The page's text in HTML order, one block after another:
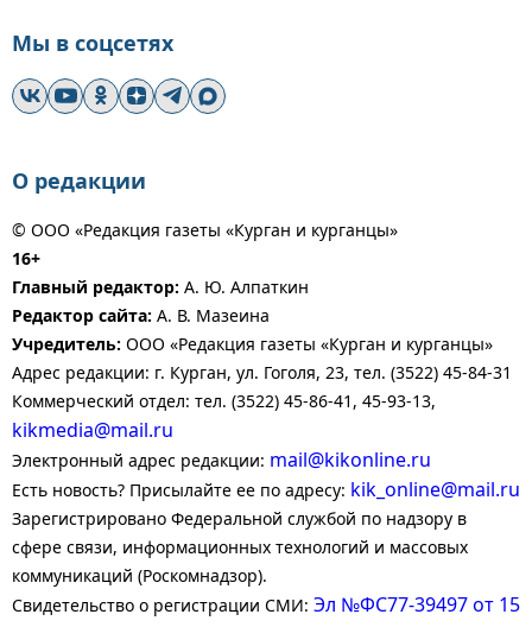
Мы в соцсетях
О редакции
© ООО «Редакция газеты «Курган и курганцы»
16+
Главный редактор: А. Ю. Алпаткин
Редактор сайта: А. В. Мазеина
Учредитель: ООО «Редакция газеты «Курган и курганцы»
Адрес редакции: г. Курган, ул. Гоголя, 23, тел. (3522) 45-84-31
Коммерческий отдел: тел. (3522) 45-86-41, 45-93-13,
kikmedia@mail.ru
Электронный адрес редакции: mail@kikonline.ru
Есть новость? Присылайте ее по адресу: kik_online@mail.ru
Зарегистрировано Федеральной службой по надзору в
сфере связи, информационных технологий и массовых
коммуникаций (Роскомнадзор).
Свидетельство о регистрации СМИ: Эл №ФС77-39497 от 15